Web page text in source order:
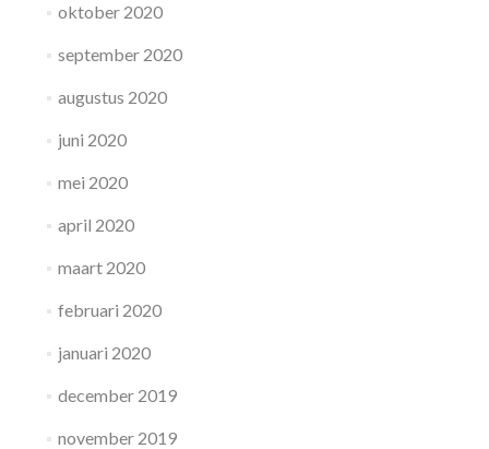
oktober 2020
september 2020
augustus 2020
juni 2020
mei 2020
april 2020
maart 2020
februari 2020
januari 2020
december 2019
november 2019